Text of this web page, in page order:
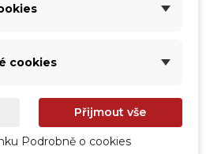
cookies
Přijmout vše
Podrobně o cookies